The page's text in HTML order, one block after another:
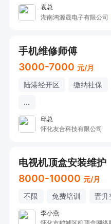
袁总
湖南鸿源晟电子有限公司
手机维修师傅
3000-7000 元/月
陆港经开区 缴纳社保
...
邱总
怀化友合科技有限公司
电视机顶盒安装维护
8000-10000 元/月
不限 免费培训 晋升
李小燕